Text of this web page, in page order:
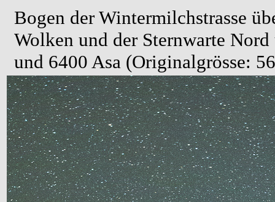
Bogen der Wintermilchstrasse
Wolken und der Sternwarte
und 6400 Asa (Originalgrösse: